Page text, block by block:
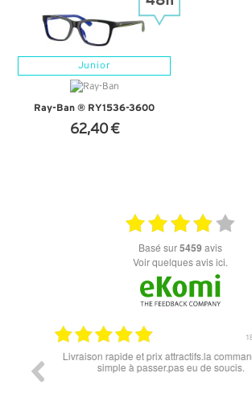
Junior
Ray-Ban ® RY1536-3600
62,40 €
basé sur5459 avis
Voir quelques avis ici.
Super lunette merci pour les lunettes pour